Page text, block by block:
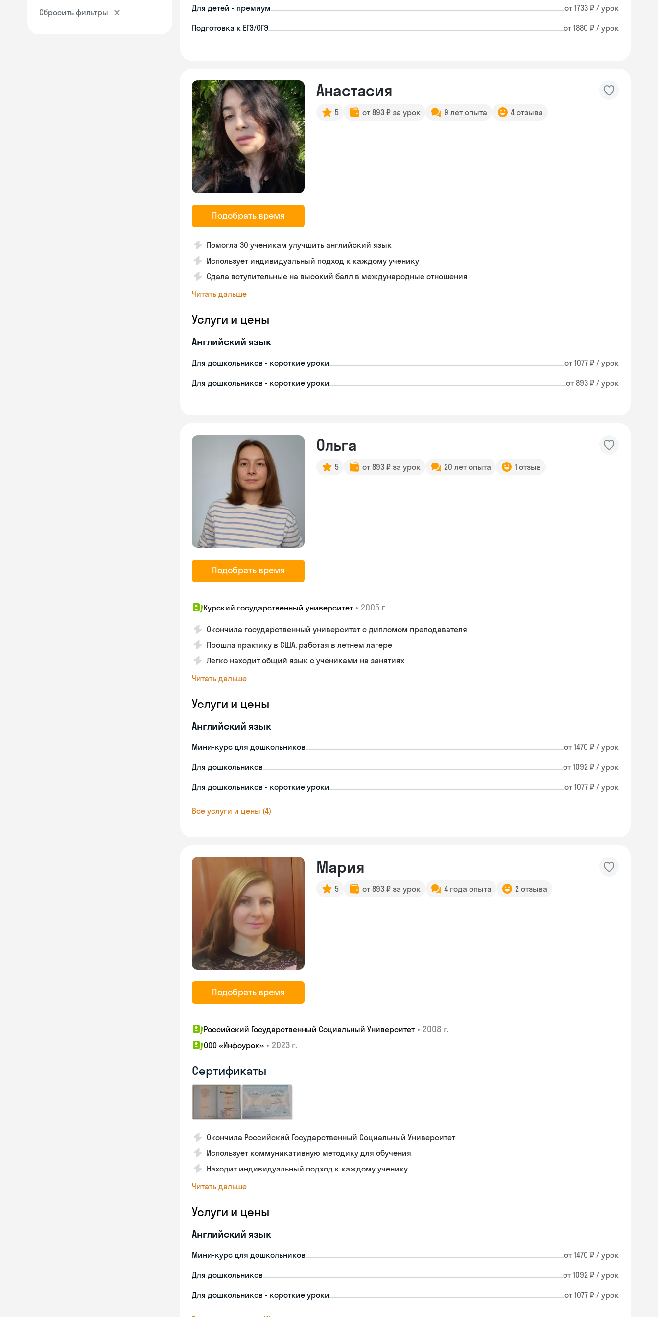
Сбросить фильтры Для детей - премиум от 1733 ₽ / урок
Подготовка к ЕГЭ/ОГЭ от 1880 ₽ / урок
Подобрать время
Анастасия
5 от 893 ₽ за урок 9 лет опыта 4 отзыва
Помогла 30 ученикам улучшить английский язык
Использует индивидуальный подход к каждому ученику
Сдала вступительные на высокий балл в международные отношения
Читать дальше
Услуги и цены
Английский язык
Для дошкольников - короткие уроки от 1077 ₽ / урок
Для дошкольников - короткие уроки от 893 ₽ / урок
Подобрать время
Ольга
5 от 893 ₽ за урок 20 лет опыта 1 отзыв
Курский государственный университет • 2005 г.
Окончила государственный университет с дипломом преподавателя
Прошла практику в США, работая в летнем лагере
Легко находит общий язык с учениками на занятиях
Читать дальше
Услуги и цены
Английский язык
Мини-курс для дошкольников от 1470 ₽ / урок
Для дошкольников от 1092 ₽ / урок
Для дошкольников - короткие уроки от 1077 ₽ / урок
Все услуги и цены (4)
Подобрать время
Мария
5 от 893 ₽ за урок 4 года опыта 2 отзыва
Российский Государственный Социальный Университет • 2008 г.
ООО «Инфоурок» • 2023 г.
Сертификаты
Окончила Российский Государственный Социальный Университет
Использует коммуникативную методику для обучения
Находит индивидуальный подход к каждому ученику
Читать дальше
Услуги и цены
Английский язык
Мини-курс для дошкольников от 1470 ₽ / урок
Для дошкольников от 1092 ₽ / урок
Для дошкольников - короткие уроки от 1077 ₽ / урок